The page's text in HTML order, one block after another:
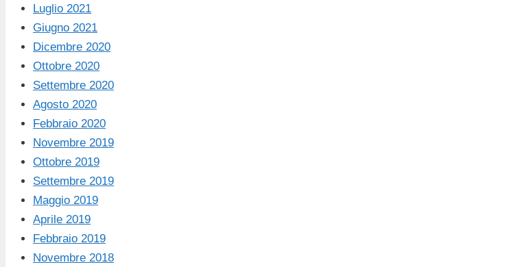
Luglio 2021
Giugno 2021
Dicembre 2020
Ottobre 2020
Settembre 2020
Agosto 2020
Febbraio 2020
Novembre 2019
Ottobre 2019
Settembre 2019
Maggio 2019
Aprile 2019
Febbraio 2019
Novembre 2018